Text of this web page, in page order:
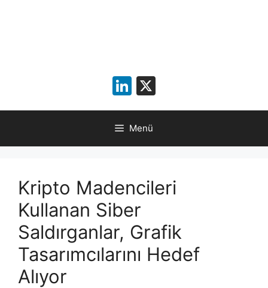
LinkedIn
Menü
Kripto Madencileri
Kullanan Siber
Saldırganlar, Grafik
Tasarımcılarını Hedef
Alıyor